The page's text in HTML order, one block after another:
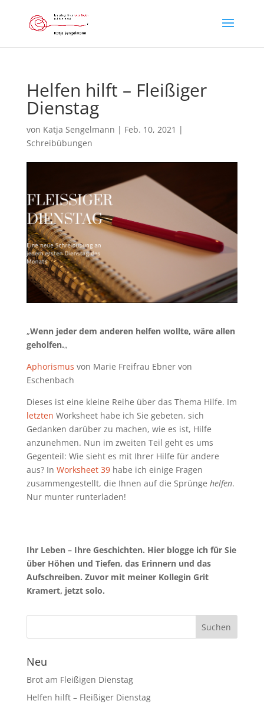
Helfen hilft – Fleißiger
Dienstag
von Katja Sengelmann | Feb. 10, 2021 |
Schreibübungen
„Wenn jeder dem anderen helfen wollte, wäre allen
geholfen.„
Aphorismus von Marie Freifrau Ebner von
Eschenbach
Dieses ist eine kleine Reihe über das Thema Hilfe. Im
letzten Worksheet habe ich Sie gebeten, sich
Gedanken darüber zu machen, wie es ist, Hilfe
anzunehmen. Nun im zweiten Teil geht es ums
Gegenteil: Wie sieht es mit Ihrer Hilfe für andere
aus? In Worksheet 39habe ich einige Fragen
zusammengestellt, die Ihnen auf die Sprünge helfen.
Nur munter runterladen!
Ihr Leben – Ihre Geschichten. Hier blogge ich für Sie
über Höhen und Tiefen, das Erinnern und das
Aufschreiben. Zuvor mit meiner Kollegin Grit
Kramert, jetzt solo.
Neu
Brot am Fleißigen Dienstag
Helfen hilft – Fleißiger Dienstag